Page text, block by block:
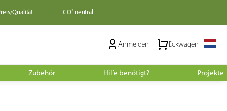
Qualität CO² neutral
Anmelden Eckwagen
Zubehör Hilfe benötigt? Projekte